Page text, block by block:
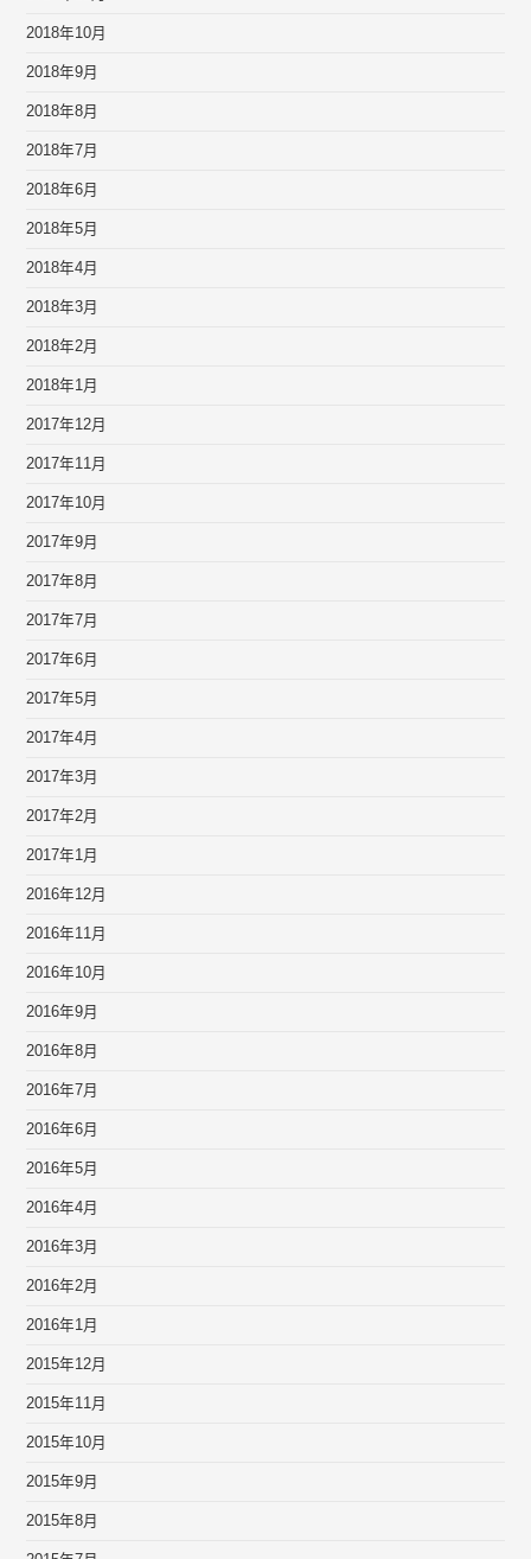
2018年10月
2018年9月
2018年8月
2018年7月
2018年6月
2018年5月
2018年4月
2018年3月
2018年2月
2018年1月
2017年12月
2017年11月
2017年10月
2017年9月
2017年8月
2017年7月
2017年6月
2017年5月
2017年4月
2017年3月
2017年2月
2017年1月
2016年12月
2016年11月
2016年10月
2016年9月
2016年8月
2016年7月
2016年6月
2016年5月
2016年4月
2016年3月
2016年2月
2016年1月
2015年12月
2015年11月
2015年10月
2015年9月
2015年8月